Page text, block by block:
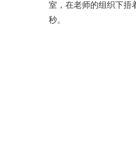
室，在老师的组织下捂
秒。